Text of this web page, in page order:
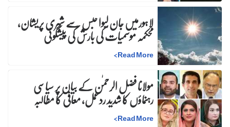
لاہورمیں جان لیوا حبس سے شہری پریشان،
محکمہ موسمیات کی بارش کی پیشگوئی
Read More
>
مولانا فضل الرحمٰن کے بیان پر سیاسی
رہنماؤں کا شدید ردعمل، معافی کا مطالبہ
Read More
>